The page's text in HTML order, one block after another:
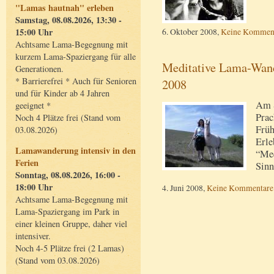
"Lamas hautnah" erleben
Samstag, 08.08.2026, 13:30 -
15:00 Uhr
Achtsame Lama-Begegnung mit
kurzem Lama-Spaziergang für alle
Generationen.
* Barrierefrei * Auch für Senioren
und für Kinder ab 4 Jahren
geeignet *
Noch 4 Plätze frei (Stand vom
03.08.2026)
Lamawanderung intensiv in den
Ferien
Sonntag, 08.08.2026, 16:00 -
18:00 Uhr
Achtsame Lama-Begegnung mit
Lama-Spaziergang im Park in
einer kleinen Gruppe, daher viel
intensiver.
Noch 4-5 Plätze frei (2 Lamas)
(Stand vom 03.08.2026)
6. Oktober 2008,Keine
Meditative Lama-
2008
Am
4. Juni 2008, Keine Kommentare